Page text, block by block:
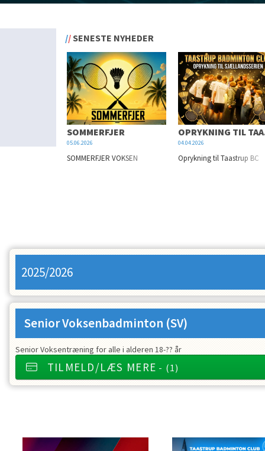
SENESTE NYHEDER
2025/2026
Senior Voksenbadminton (SV)
Senior Voksentræning for alle i alderen 18-?? år
TILMELD/LÆS MERE - (1)